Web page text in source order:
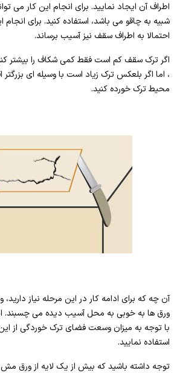
اطراف آن ایجاد نمایید. برای انجام این کار می
شبیه به چاقو می باشد، استفاده کنید. برای
احتمالا به اطراف سقف نیز آسیب برساند.
اگر ترک سقف کم است فقط کمی شکاف را بیشتر کنید
، اما اگر بلعکس ترک زیاد است با وسیله ای
محیط ترک خورده کنید.
آن چه که برای ادامه کار در این مرحله نیاز
ورق ها به خوبی به محل آسیب دیده می چسبند.
با توجه به میزان وسعت فضای ترک خوردگی از
استفاده نمایید.
توجه داشته باشید که بیش از یک لایه از ورق